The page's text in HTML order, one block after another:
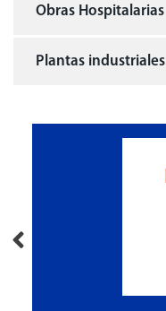
Obras Hospitalarias
Plantas industriales